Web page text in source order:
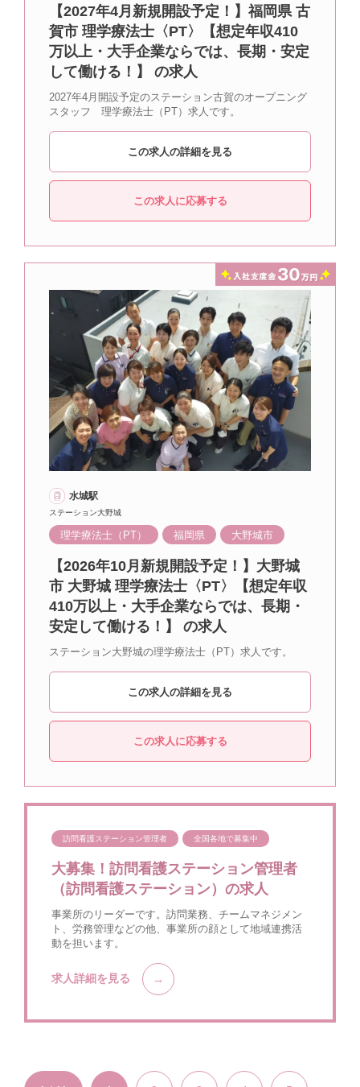
【2027年4月新規開設予定！】福岡県 古
賀市 理学療法士〈PT〉【想定年収410
万以上・大手企業ならでは、長期・安定
して働ける！】 の求人
2027年4月開設予定のステーション古賀のオープニング
スタッフ 理学療法士（PT）求人です。
この求人の詳細を見る
この求人に応募する
水城駅
ステーション大野城
理学療法士（PT） 福岡県 大野城市
【2026年10月新規開設予定！】大野城
市 大野城 理学療法士〈PT〉【想定年収
410万以上・大手企業ならでは、長期・
安定して働ける！】 の求人
ステーション大野城の理学療法士（PT）求人です。
この求人の詳細を見る
この求人に応募する
訪問看護ステーション管理者 全国各地で募集中
大募集！訪問看護ステーション管理者
（訪問看護ステーション）の求人
事業所のリーダーです。訪問業務、チームマネジメン
ト、労務管理などの他、事業所の顔として地域連携活
動を担います。
求人詳細を見る